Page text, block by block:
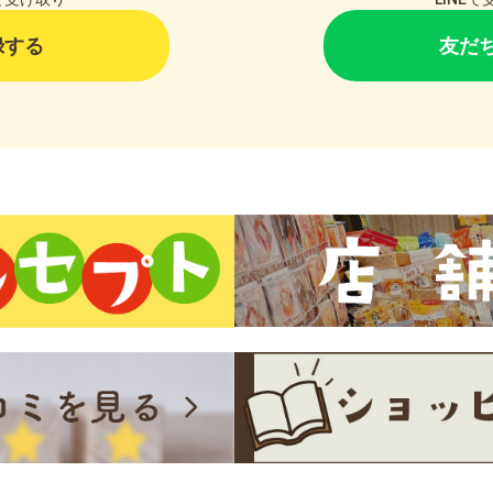
る 友だ